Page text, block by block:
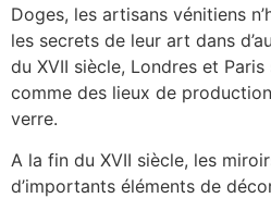
Doges, les artisans vénitiens
les secrets de leur art dans
du XVII siècle, Londres et Paris
comme des lieux de
verre.
A la fin du XVII siècle, les
d’importants éléments de